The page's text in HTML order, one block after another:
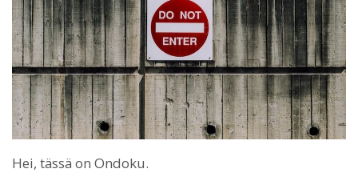
Hei, tässä on Ondoku.